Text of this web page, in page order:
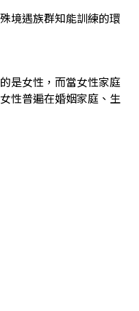
境遇族群知能訓練的環
是女性，而當女性家庭
性普遍在婚姻家庭、生